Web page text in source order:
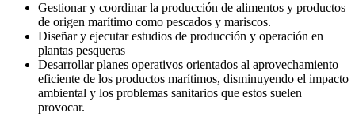
Gestionar y coordinar la producción de alimentos y productos
de origen marítimo como pescados y mariscos.
Diseñar y ejecutar estudios de producción y operación en
plantas pesqueras
Desarrollar planes operativos orientados al aprovechamiento
eficiente de los productos marítimos, disminuyendo el impacto
ambiental y los problemas sanitarios que estos suelen
provocar.